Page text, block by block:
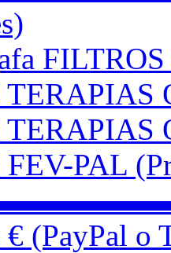
PAL
(PayPal o